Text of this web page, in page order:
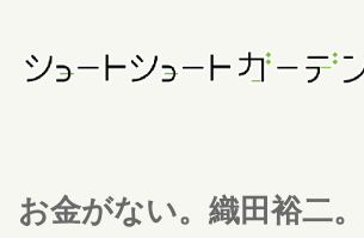
お金がない。織田裕二。